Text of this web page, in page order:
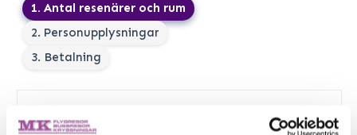
1. Antal resenärer och rum
2. Personupplysningar
3. Betalning
Vald resa